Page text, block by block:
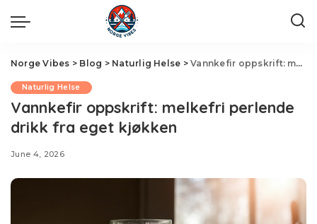
Norge Vibes > Blog > Naturlig Helse >Vannkefir oppskrift: melkefri perlende drikk fra eget kjøkken
Naturlig Helse
Vannkefir oppskrift: melkefri perlende
drikk fra eget kjøkken
June 4, 2026